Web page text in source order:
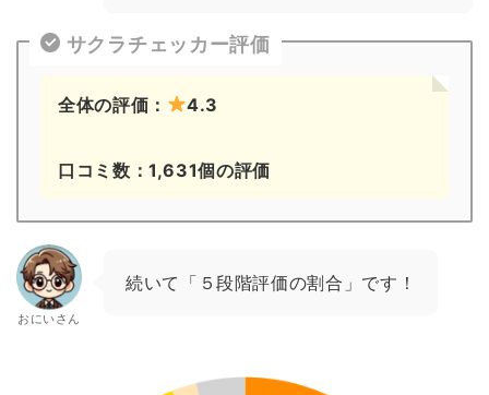
サクラチェッカー評価
全体の評価： 4.3
口コミ数：1,631個の評価
おにいさん
続いて「５段階評価の割合」です！